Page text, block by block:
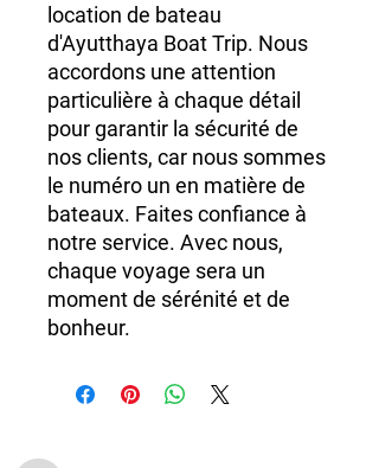
location de bateau
d'Ayutthaya Boat Trip. Nous
accordons une attention
particulière à chaque détail
pour garantir la sécurité de
nos clients, car nous sommes
le numéro un en matière de
bateaux. Faites confiance à
notre service. Avec nous,
chaque voyage sera un
moment de sérénité et de
bonheur.